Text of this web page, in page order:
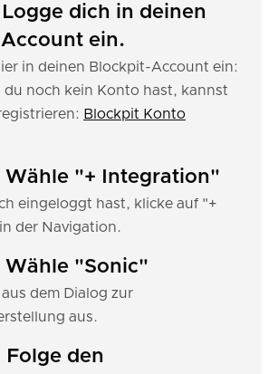
dich in deinen
ein.
in deinen Blockpit-Account ein:
du noch kein Konto hast, kannst
Blockpit Konto
Wähle "+ Integration"
eingeloggt hast, klicke auf "+
der Navigation.
Wähle "Sonic"
dem Dialog zur
aus.
Folge den